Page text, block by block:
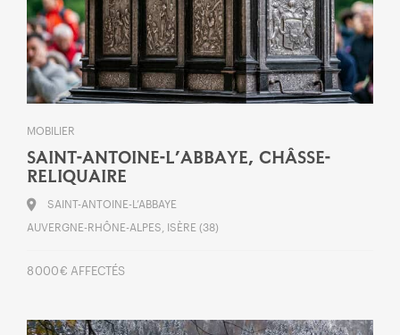
MOBILIER
SAINT-ANTOINE-L’ABBAYE, CHÂSSE-
RELIQUAIRE
SAINT-ANTOINE-L’ABBAYE
AUVERGNE-RHÔNE-ALPES, ISÈRE (38)
8 000 € AFFECTÉS